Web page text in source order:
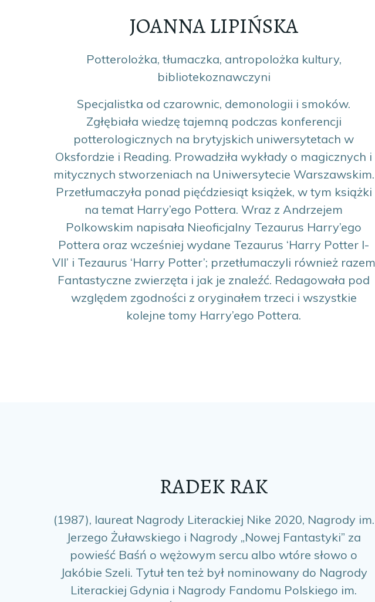
JOANNA LIPIŃSKA
Potterolożka, tłumaczka, antropolożka kultury,
bibliotekoznawczyni
Specjalistka od czarownic, demonologii i smoków.
Zgłębiała wiedzę tajemną podczas konferencji
potterologicznych na brytyjskich uniwersytetach w
Oksfordzie i Reading. Prowadziła wykłady o magicznych i
mitycznych stworzeniach na Uniwersytecie Warszawskim.
Przetłumaczyła ponad pięćdziesiąt książek, w tym książki
na temat Harry’ego Pottera. Wraz z Andrzejem
Polkowskim napisała Nieoficjalny Tezaurus Harry’ego
Pottera oraz wcześniej wydane Tezaurus ‘Harry Potter I-
VII’ i Tezaurus ‘Harry Potter’; przetłumaczyli również razem
Fantastyczne zwierzęta i jak je znaleźć. Redagowała pod
względem zgodności z oryginałem trzeci i wszystkie
kolejne tomy Harry’ego Pottera.
RADEK RAK
(1987), laureat Nagrody Literackiej Nike 2020, Nagrody im.
Jerzego Żuławskiego i Nagrody „Nowej Fantastyki” za
powieść Baśń o wężowym sercu albo wtóre słowo o
Jakóbie Szeli. Tytuł ten też był nominowany do Nagrody
Literackiej Gdynia i Nagrody Fandomu Polskiego im.